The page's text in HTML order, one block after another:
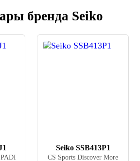
бренда Seiko
Seiko SSB413P1
CS Sports Discover More